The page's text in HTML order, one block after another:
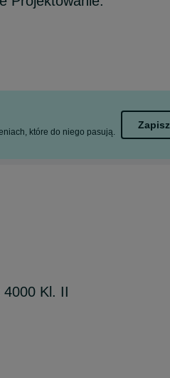
które do niego pasują.
Zapisz
Kl. II